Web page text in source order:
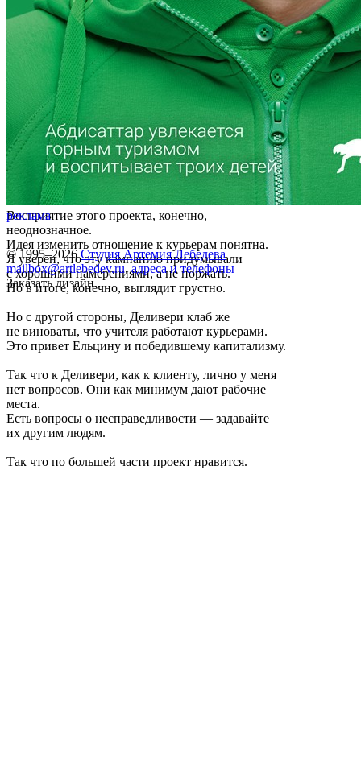
Восприятие этого проекта, конечно,
неоднозначное.
Идея изменить отношение к курьерам понятна.
Я уверен, что эту кампанию придумывали
с хорошими намерениями, а не поржать.
Но в итоге, конечно, выглядит грустно.
Но с другой стороны, Деливери клаб же
не виноваты, что учителя работают курьерами.
Это привет Ельцину и победившему капитализму.
Так что к Деливери, как к клиенту, лично у меня
нет вопросов. Они как минимум дают рабочие
места.
Есть вопросы о несправедливости — задавайте
их другим людям.
Так что по большей части проект нравится.
реклама
© 1995–2026 Студия Артемия Лебедева
mailbox@artlebedev.ru, адреса и телефоны
Заказать дизайн...